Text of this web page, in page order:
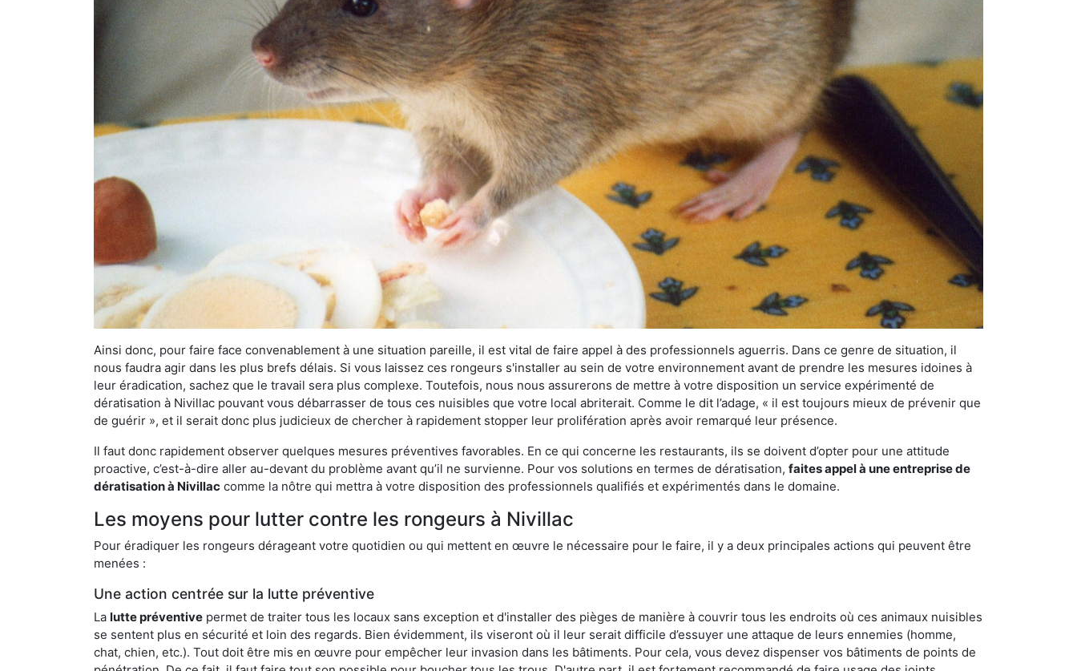
Ainsi donc, pour faire face convenablement à une situation pareille, il est vital de faire appel à des professionnels aguerris. Dans ce genre de situation, il
nous faudra agir dans les plus brefs délais. Si vous laissez ces rongeurs s'installer au sein de votre environnement avant de prendre les mesures idoines à
leur éradication, sachez que le travail sera plus complexe. Toutefois, nous nous assurerons de mettre à votre disposition un service expérimenté de
dératisation à Nivillac pouvant vous débarrasser de tous ces nuisibles que votre local abriterait. Comme le dit l’adage, « il est toujours mieux de prévenir que
de guérir », et il serait donc plus judicieux de chercher à rapidement stopper leur prolifération après avoir remarqué leur présence.
Il faut donc rapidement observer quelques mesures préventives favorables. En ce qui concerne les restaurants, ils se doivent d’opter pour une attitude
proactive, c’est-à-dire aller au-devant du problème avant qu’il ne survienne. Pour vos solutions en termes de dératisation, faites appel à une entreprise de
dératisation à Nivillac comme la nôtre qui mettra à votre disposition des professionnels qualifiés et expérimentés dans le domaine.
Les moyens pour lutter contre les rongeurs à Nivillac
Pour éradiquer les rongeurs dérageant votre quotidien ou qui mettent en œuvre le nécessaire pour le faire, il y a deux principales actions qui peuvent être
menées :
Une action centrée sur la lutte préventive
La lutte préventive permet de traiter tous les locaux sans exception et d'installer des pièges de manière à couvrir tous les endroits où ces animaux nuisibles
se sentent plus en sécurité et loin des regards. Bien évidemment, ils viseront où il leur serait difficile d’essuyer une attaque de leurs ennemies (homme,
chat, chien, etc.). Tout doit être mis en œuvre pour empêcher leur invasion dans les bâtiments. Pour cela, vous devez dispenser vos bâtiments de points de